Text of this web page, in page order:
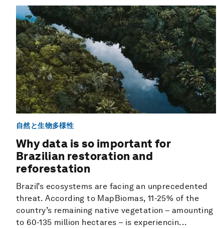
自然と生物多様性
Why data is so important for
Brazilian restoration and
reforestation
Brazil’s ecosystems are facing an unprecedented
threat. According to MapBiomas, 11-25% of the
country’s remaining native vegetation – amounting
to 60-135 million hectares – is experiencin...